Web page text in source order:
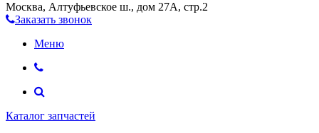
Москва, Алтуфьевское ш., дом 27А, стр.2
Заказать звонок
Меню
Каталог запчастей